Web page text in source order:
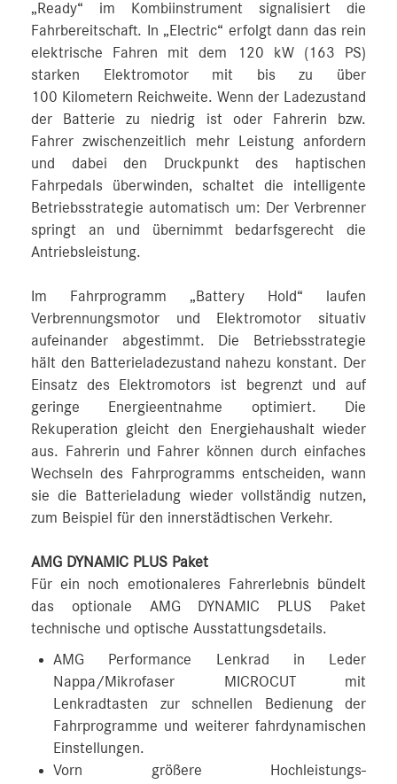
„Ready“ im Kombiinstrument signalisiert die
Fahrbereitschaft. In „Electric“ erfolgt dann das rein
elektrische Fahren mit dem 120 kW (163 PS)
starken Elektromotor mit bis zu über
100 Kilometern Reichweite. Wenn der Ladezustand
der Batterie zu niedrig ist oder Fahrerin bzw.
Fahrer zwischenzeitlich mehr Leistung anfordern
und dabei den Druckpunkt des haptischen
Fahrpedals überwinden, schaltet die intelligente
Betriebsstrategie automatisch um: Der Verbrenner
springt an und übernimmt bedarfsgerecht die
Antriebsleistung.
Im Fahrprogramm „Battery Hold“ laufen
Verbrennungsmotor und Elektromotor situativ
aufeinander abgestimmt. Die Betriebsstrategie
hält den Batterieladezustand nahezu konstant. Der
Einsatz des Elektromotors ist begrenzt und auf
geringe Energieentnahme optimiert. Die
Rekuperation gleicht den Energiehaushalt wieder
aus. Fahrerin und Fahrer können durch einfaches
Wechseln des Fahrprogramms entscheiden, wann
sie die Batterieladung wieder vollständig nutzen,
zum Beispiel für den innerstädtischen Verkehr.
AMG DYNAMIC PLUS Paket
Für ein noch emotionaleres Fahrerlebnis bündelt
das optionale AMG DYNAMIC PLUS Paket
technische und optische Ausstattungsdetails.
AMG Performance Lenkrad in Leder
Nappa/Mikrofaser MICROCUT mit
Lenkradtasten zur schnellen Bedienung der
Fahrprogramme und weiterer fahrdynamischen
Einstellungen.
Vorn größere Hochleistungs-